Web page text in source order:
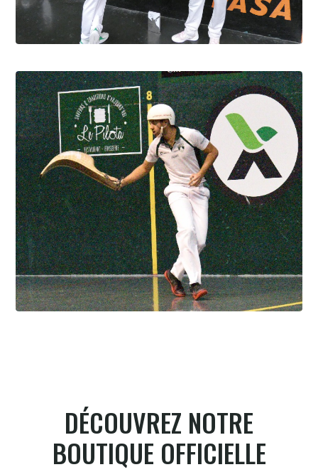
Cesta Punta quand tu nous tiens
6.8.2026
DÉCOUVREZ NOTRE
BOUTIQUE OFFICIELLE